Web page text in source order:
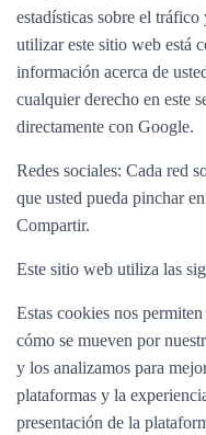
estadísticas sobre el
utilizar este sitio web está
información acerca de
cualquier derecho en este
directamente con Google.
Redes sociales: Cada red
que usted pueda pinchar
Compartir.
Este sitio web utiliza las
Estas cookies nos
cómo se mueven por
y los analizamos para
plataformas y la
presentación de la